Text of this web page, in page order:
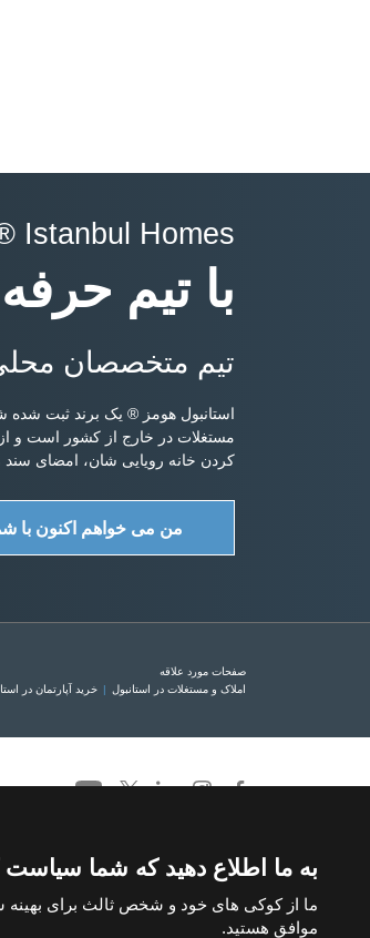
Istanbul Homes ®
با تیم
تیم متخصصان
استانبول هومز ® یک برند ثبت
کردن خانه رویایی شان، امضای سند
من می خواهم اکنون با
صفحات مورد علاقه
املاک و مستغلات در استانبول
خرید آپارتمان در
به ما اطلاع دهید که شما سیاست
ما از کوکی های خود و شخص ثالث برای
موافق هستید.